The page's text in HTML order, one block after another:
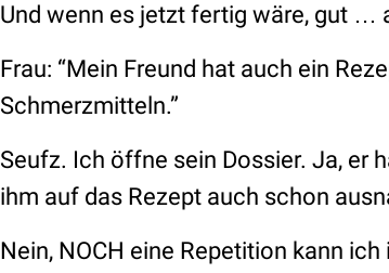
Und wenn es jetzt fertig wäre, gut …
Frau: “Mein Freund hat auch ein
Schmerzmitteln.”
Seufz. Ich öffne sein Dossier. Ja, er
ihm auf das Rezept auch schon
Nein, NOCH eine Repetition kann